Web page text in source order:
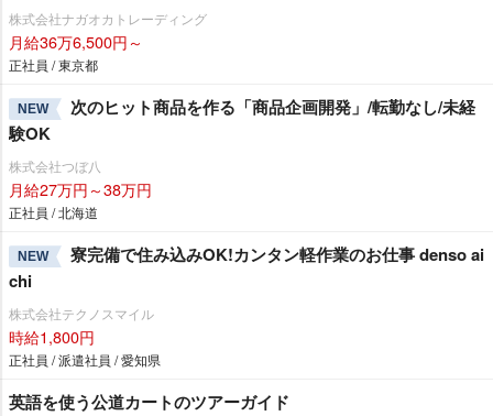
株式会社ナガオカトレーディング
月給36万6,500円～
正社員 / 東京都
NEW
次のヒット商品を作る「商品企画開発」/転勤なし/未経
験OK
株式会社つぼ八
月給27万円～38万円
正社員 / 北海道
NEW
寮完備で住み込みOK!カンタン軽作業のお仕事 denso ai
chi
株式会社テクノスマイル
時給1,800円
正社員 / 派遣社員 / 愛知県
英語を使う公道カートのツアーガイド